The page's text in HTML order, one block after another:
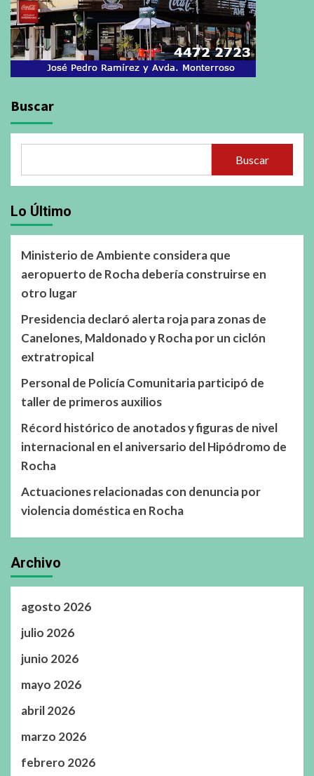
Buscar
Buscar
Lo Último
Ministerio de Ambiente considera que
aeropuerto de Rocha debería construirse en
otro lugar
Presidencia declaró alerta roja para zonas de
Canelones, Maldonado y Rocha por un ciclón
extratropical
Personal de Policía Comunitaria participó de
taller de primeros auxilios
Récord histórico de anotados y figuras de nivel
internacional en el aniversario del Hipódromo de
Rocha
Actuaciones relacionadas con denuncia por
violencia doméstica en Rocha
Archivo
agosto 2026
julio 2026
junio 2026
mayo 2026
abril 2026
marzo 2026
febrero 2026